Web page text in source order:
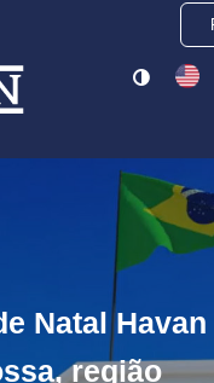
Natal
região